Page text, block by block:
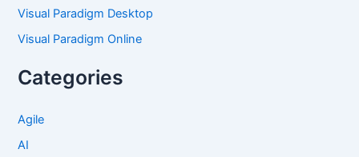
Visual Paradigm Desktop
Visual Paradigm Online
Categories
Agile
AI